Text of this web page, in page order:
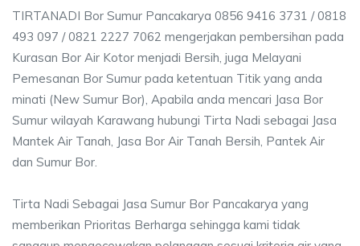
TIRTANADI Bor Sumur Pancakarya 0856 9416 3731 / 0818
493 097 / 0821 2227 7062 mengerjakan pembersihan pada
Kurasan Bor Air Kotor menjadi Bersih, juga Melayani
Pemesanan Bor Sumur pada ketentuan Titik yang anda
minati (New Sumur Bor), Apabila anda mencari Jasa Bor
Sumur wilayah Karawang hubungi Tirta Nadi sebagai Jasa
Mantek Air Tanah, Jasa Bor Air Tanah Bersih, Pantek Air
dan Sumur Bor.
Tirta Nadi Sebagai Jasa Sumur Bor Pancakarya yang
memberikan Prioritas Berharga sehingga kami tidak